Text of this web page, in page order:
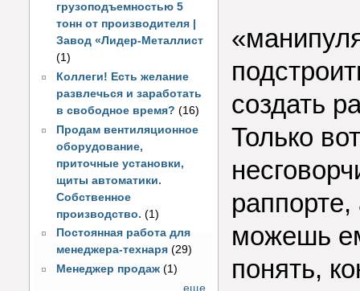
грузоподъемностью 5
тонн от производителя |
Завод «Лидер-Металлист
(1)
Коллеги! Есть желание
развлечься и заработать
в свободное время? (16)
Продам вентиляционное
оборудование,
приточные установки,
щиты автоматики.
Собственное
производство. (1)
Постоянная работа для
менеджера-технаря (29)
Менеджер продаж (1)
еще
создать
Только
можешь
понять,